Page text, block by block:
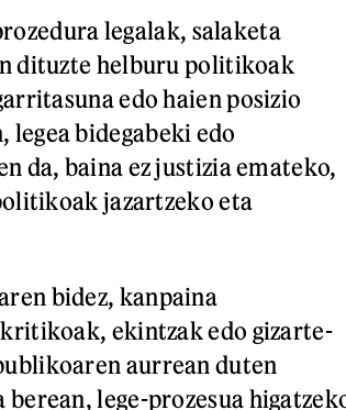
legalak, salaketa
dituzte helburu politikoak
edo haien posizio
legea bidegabeki edo
da, baina ez justizia emateko,
jazartzeko eta
bidez, kanpaina
ekintzak edo gizarte-
aurrean duten
lege-prozesua